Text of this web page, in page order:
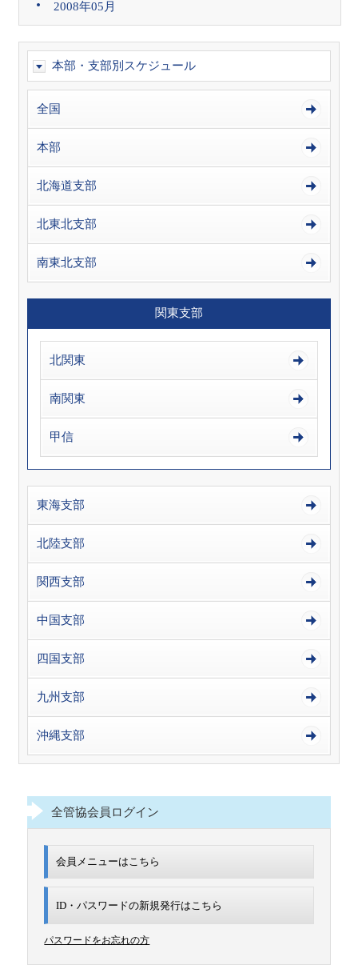
2008年05月
本部・支部別スケジュール
全国
本部
北海道支部
北東北支部
南東北支部
関東支部
北関東
南関東
甲信
東海支部
北陸支部
関西支部
中国支部
四国支部
九州支部
沖縄支部
全管協会員ログイン
会員メニューはこちら
ID・パスワードの新規発行はこちら
パスワードをお忘れの方